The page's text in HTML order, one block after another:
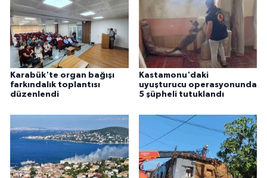
Karabük'te organ bağışı
farkındalık toplantısı
düzenlendi
Kastamonu'daki
uyuşturucu operasyonunda
5 şüpheli tutuklandı
Yerel Haberler